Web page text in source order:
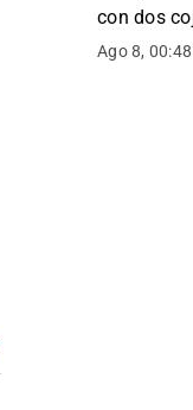
con dos
Ago 8, 00:48